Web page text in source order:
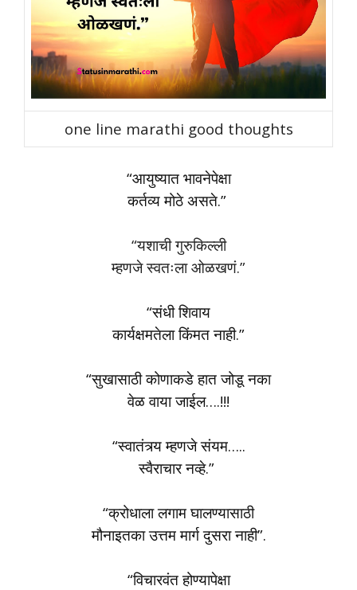
one line marathi good thoughts
“आयुष्यात भावनेपेक्षा
कर्तव्य मोठे असते.”
“यशाची गुरुकिल्ली
म्हणजे स्वतःला ओळखणं.”
“संधी शिवाय
कार्यक्षमतेला किंमत नाही.”
“सुखासाठी कोणाकडे हात जोडू नका
वेळ वाया जाईल….!!!
“स्वातंत्र्य म्हणजे संयम…..
स्वैराचार नव्हे.”
“क्रोधाला लगाम घालण्यासाठी
मौनाइतका उत्तम मार्ग दुसरा नाही”.
“विचारवंत होण्यापेक्षा